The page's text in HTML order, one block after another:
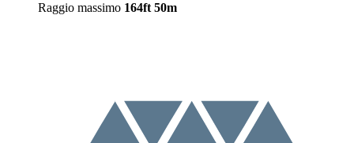
Raggio massimo 164ft 50m